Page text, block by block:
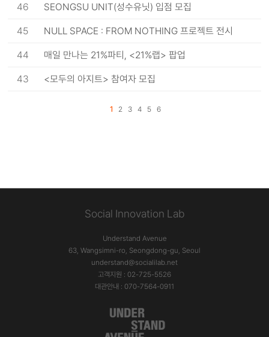
46 SEONGSU UNIT(성수유닛) 입점 모집
45 NULL SPACE : FROM NOTHING 프로젝트 전시
44 매일 만나는 21%파티, <21%랩> 팝업
43 <모두의 아지트> 참여자 모집
1 2 3 4 5 6
Social Innovation Lab
Understand Avenue
63, Wangsimni-ro, Seongdong-gu, Seoul
understand@socialilab.net
고객지원 : 02-725-5526
대관안내 : 070-7564-0911